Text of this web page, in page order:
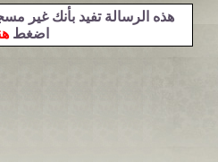
هذه الرسالة تفيد بأنك غير
اضغط